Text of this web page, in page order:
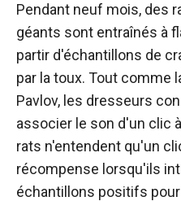
Pendant neuf mois, des
géants sont entraînés à
partir d'échantillons de
par la toux. Tout comme
Pavlov, les dresseurs
associer le son d'un clic
rats n'entendent qu'un
récompense lorsqu'ils
échantillons positifs